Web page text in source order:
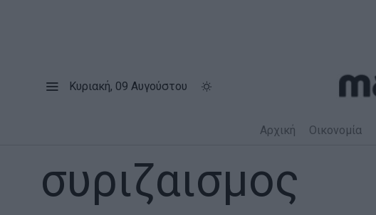
Κυριακή, 09 Αυγούστου
Αρχική Οικονομία
συριζαισμος